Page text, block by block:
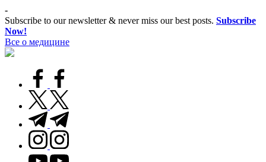
Перейти
к
содержимому
-
Subscribe to our newsletter & never miss our best posts. Subscribe
Now!
Все о медицине
Лечитесь
facebook.com
twitter.com
t.me
instagram.com
youtube.com